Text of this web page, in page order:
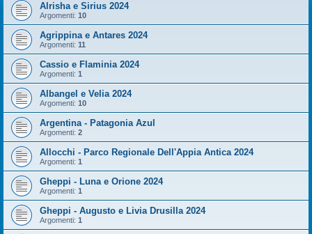
Alrisha e Sirius 2024
Argomenti: 10
Agrippina e Antares 2024
Argomenti: 11
Cassio e Flaminia 2024
Argomenti: 1
Albangel e Velia 2024
Argomenti: 10
Argentina - Patagonia Azul
Argomenti: 2
Allocchi - Parco Regionale Dell'Appia Antica 2024
Argomenti: 1
Gheppi - Luna e Orione 2024
Argomenti: 1
Gheppi - Augusto e Livia Drusilla 2024
Argomenti: 1